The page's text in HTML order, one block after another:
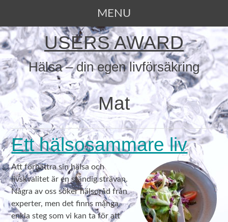
MENU
SKIP TO CONTENTUSERS AWARD
Hälsa – din egen livförsäkring
Mat
Ett hälsosammare liv
Att förbättra sin hälsa och
livskvalitet är en ständig strävan.
Några av oss söker hälsoråd från
experter, men det finns många
enkla steg som vi kan ta för att